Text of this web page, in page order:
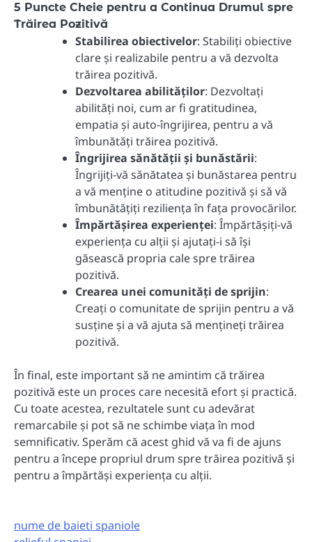
5 Puncte Cheie pentru a Continua Drumul spre
Trăirea Pozitivă
Stabilirea obiectivelor: Stabiliți obiective
clare și realizabile pentru a vă dezvolta
trăirea pozitivă.
Dezvoltarea abilităților: Dezvoltați
abilități noi, cum ar fi gratitudinea,
empatia și auto-îngrijirea, pentru a vă
îmbunătăți trăirea pozitivă.
Îngrijirea sănătății și bunăstării:
Îngrijiți-vă sănătatea și bunăstarea pentru
a vă menține o atitudine pozitivă și să vă
îmbunătățiți reziliența în fața provocărilor.
Împărtășirea experienței: Împărtășiți-vă
experiența cu alții și ajutați-i să își
găsească propria cale spre trăirea
pozitivă.
Crearea unei comunități de sprijin:
Creați o comunitate de sprijin pentru a vă
susține și a vă ajuta să mențineți trăirea
pozitivă.
În final, este important să ne amintim că trăirea
pozitivă este un proces care necesită efort și practică.
Cu toate acestea, rezultatele sunt cu adevărat
remarcabile și pot să ne schimbe viața în mod
semnificativ. Sperăm că acest ghid vă va fi de ajuns
pentru a începe propriul drum spre trăirea pozitivă și
pentru a împărtăși experiența cu alții.
nume de baieti spaniole